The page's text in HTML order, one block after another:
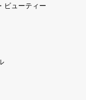
ビューティー